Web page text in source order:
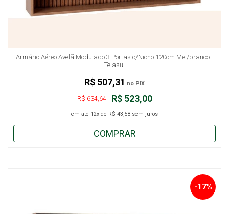
Armário Aéreo Avelã Modulado 3 Portas c/Nicho 120cm Mel/branco -
Telasul
R$ 523,00
R$ 634,64
em até 12x de R$ 43,58 sem juros
R$ 507,31 no PIX
COMPRAR
-17%